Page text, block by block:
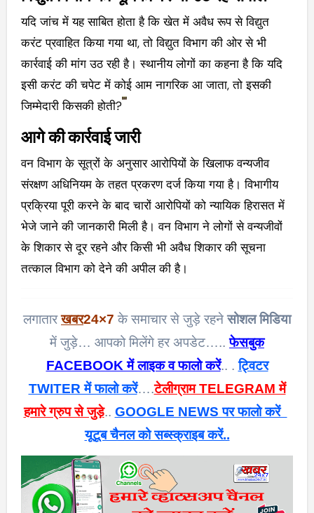
यदि जांच में यह साबित होता है कि खेत में अवैध रूप से विद्युत
करंट प्रवाहित किया गया था, तो विद्युत विभाग की ओर से भी
कार्रवाई की मांग उठ रही है। स्थानीय लोगों का कहना है कि यदि
इसी करंट की चपेट में कोई आम नागरिक आ जाता, तो इसकी
जिम्मेदारी किसकी होती?
आगे की कार्रवाई जारी
वन विभाग के सूत्रों के अनुसार आरोपियों के खिलाफ वन्यजीव
संरक्षण अधिनियम के तहत प्रकरण दर्ज किया गया है। विभागीय
प्रक्रिया पूरी करने के बाद चारों आरोपियों को न्यायिक हिरासत में
भेजे जाने की जानकारी मिली है। वन विभाग ने लोगों से वन्यजीवों
के शिकार से दूर रहने और किसी भी अवैध शिकार की सूचना
तत्काल विभाग को देने की अपील की है।
लगातारखबर24×7 के समाचार से जुड़े रहनेसोशल मिडिया
में जुड़े… आपको मिलेंगे हर अपडेट…..फेसबुक
FACEBOOK में लाइक व फालो करें.. .ट्विटर
TWITER में फालो करें….टेलीग्राम TELEGRAM में
हमारे ग्रुप से जुड़े.. GOOGLE NEWS पर फालो करें
यूटूब चैनल को सब्स्क्राइब करें..